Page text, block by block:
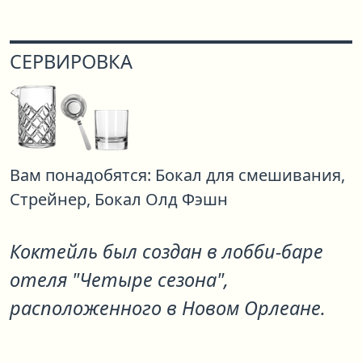
СЕРВИРОВКА
Вам понадобятся: Бокал для смешивания,
Стрейнер, Бокал Олд Фэшн
Коктейль был создан в лобби-баре
отеля "Четыре сезона",
расположенного в Новом Орлеане.